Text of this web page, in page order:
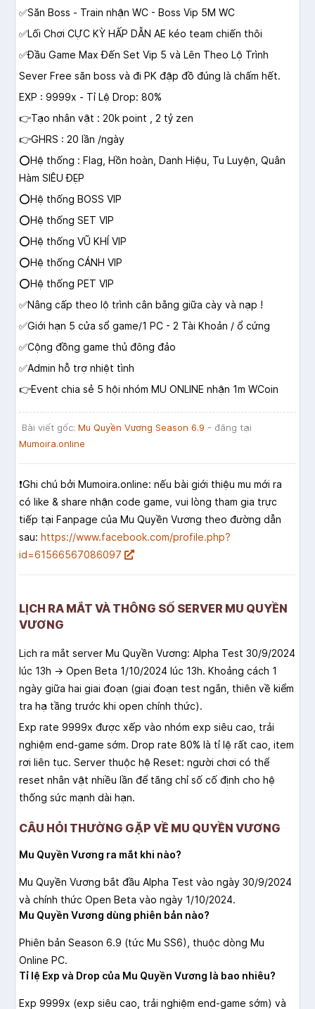
✅Săn Boss - Train nhận WC - Boss Vip 5M WC
✅Lối Chơi CỰC KỲ HẤP DẪN AE kéo team chiến thôi
✅Đầu Game Max Đến Set Vip 5 và Lên Theo Lộ Trình
Sever Free săn boss và đi PK đập đồ đúng là chấm hết.
EXP : 9999x - Tỉ Lệ Drop: 80%
👉Tạo nhân vật : 20k point , 2 tỷ zen
👉GHRS : 20 lần /ngày
⭕️Hệ thống : Flag, Hồn hoàn, Danh Hiệu, Tu Luyện, Quân
Hàm SIÊU ĐẸP
⭕️Hệ thống BOSS VIP
⭕️Hệ thống SET VIP
⭕️Hệ thống VŨ KHÍ VIP
⭕️Hệ thống CÁNH VIP
⭕️Hệ thống PET VIP
✅Nâng cấp theo lộ trình cân bằng giữa cày và nạp !
✅Giới hạn 5 cửa sổ game/1 PC - 2 Tài Khoản / ổ cứng
✅Cộng đồng game thủ đông đảo
✅Admin hỗ trợ nhiệt tình
👉Event chia sẻ 5 hội nhóm MU ONLINE nhận 1m WCoin
Bài viết gốc: Mu Quyền Vương Season 6.9 - đăng tại
Mumoira.online
❗️Ghi chú bởi Mumoira.online: nếu bài giới thiệu mu mới ra
có like & share nhận code game, vui lòng tham gia trực
tiếp tại Fanpage của Mu Quyền Vương theo đường dẫn
sau: https://www.facebook.com/profile.php?
id=61566567086097
LỊCH RA MẮT VÀ THÔNG SỐ SERVER MU QUYỀN
VƯƠNG
Lịch ra mắt server Mu Quyền Vương: Alpha Test 30/9/2024
lúc 13h → Open Beta 1/10/2024 lúc 13h. Khoảng cách 1
ngày giữa hai giai đoạn (giai đoạn test ngắn, thiên về kiểm
tra hạ tầng trước khi open chính thức).
Exp rate 9999x được xếp vào nhóm exp siêu cao, trải
nghiệm end-game sớm. Drop rate 80% là tỉ lệ rất cao, item
rơi liên tục. Server thuộc hệ Reset: người chơi có thể
reset nhân vật nhiều lần để tăng chỉ số cố định cho hệ
thống sức mạnh dài hạn.
CÂU HỎI THƯỜNG GẶP VỀ MU QUYỀN VƯƠNG
Mu Quyền Vương ra mắt khi nào?
Mu Quyền Vương bắt đầu Alpha Test vào ngày 30/9/2024
và chính thức Open Beta vào ngày 1/10/2024.
Mu Quyền Vương dùng phiên bản nào?
Phiên bản Season 6.9 (tức Mu SS6), thuộc dòng Mu
Online PC.
Tỉ lệ Exp và Drop của Mu Quyền Vương là bao nhiêu?
Exp 9999x (exp siêu cao, trải nghiệm end-game sớm) và